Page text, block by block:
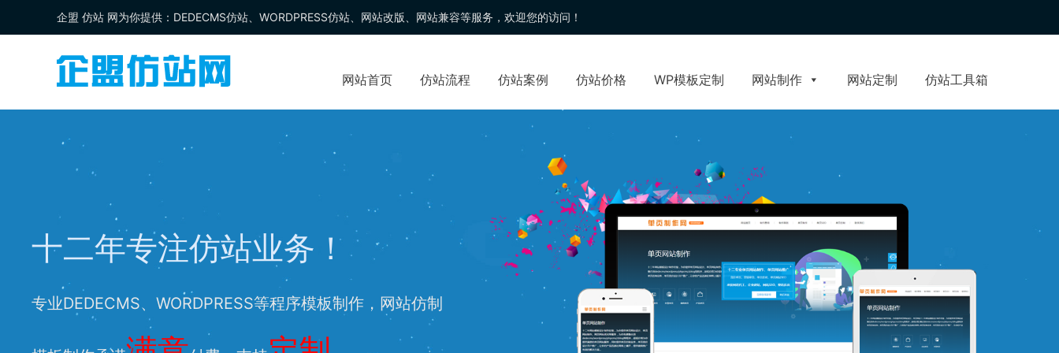
企盟 仿站 网为你提供： DEDECMS仿站 WORDPRESS仿站 网站改版 、网站兼容等服务，欢迎您的访问！
网站首页 仿站流程 仿站案例 仿站价格 WP模板定制 网站制作 网站定制 仿站工具箱
十二年专注仿站业务！
专业DEDECMS、WORDPRESS等程序模板制作，网站仿制